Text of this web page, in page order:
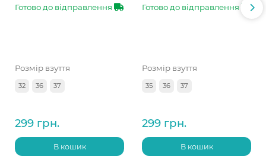
Готово до відправлення
Розмір взуття
32 36 37
299 грн.
В кошик
Готово до відправлення
Розмір взуття
35 36 37
299 грн.
В кошик